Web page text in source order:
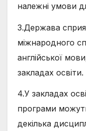
належні умови
3.Держава
міжнародного
англійської
закладах освіти.
4.У закладах
програми
декілька